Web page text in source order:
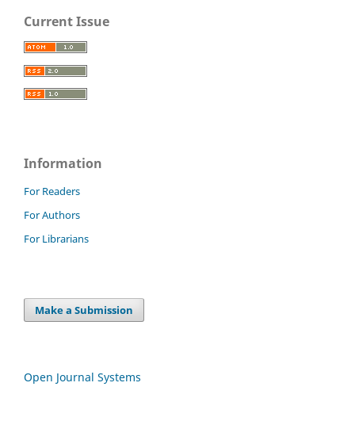
Current Issue
Information
For Readers
For Authors
For Librarians
Make a Submission
Open Journal Systems